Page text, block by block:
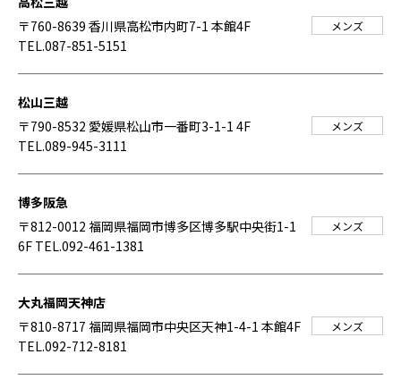
〒760-8639 香川県高松市内町7-1 本館4F
TEL.087-851-5151
メンズ
松山三越
〒790-8532 愛媛県松山市一番町3-1-1 4F
TEL.089-945-3111
メンズ
博多阪急
〒812-0012 福岡県福岡市博多区博多駅中央街1-1
6F TEL.092-461-1381
メンズ
大丸福岡天神店
〒810-8717 福岡県福岡市中央区天神1-4-1 本館4F
TEL.092-712-8181
メンズ